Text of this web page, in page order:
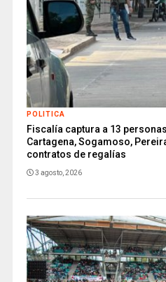
POLITICA
Fiscalía captura a 13
Cartagena, Sogamoso,
contratos de regalías
3 agosto, 2026